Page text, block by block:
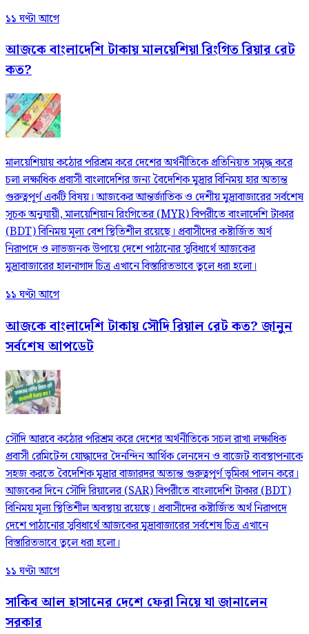
১১ ঘণ্টা আগে
আজকে বাংলাদেশি টাকায় মালয়েশিয়া রিংগিত রিয়ার রেট
কত?
মালয়েশিয়ায় কঠোর পরিশ্রম করে দেশের অর্থনীতিকে প্রতিনিয়ত সমৃদ্ধ করে
চলা লক্ষাধিক প্রবাসী বাংলাদেশির জন্য বৈদেশিক মুদ্রার বিনিময় হার অত্যন্ত
গুরুত্বপূর্ণ একটি বিষয়। আজকের আন্তর্জাতিক ও দেশীয় মুদ্রাবাজারের সর্বশেষ
সূচক অনুযায়ী, মালয়েশিয়ান রিংগিতের (MYR) বিপরীতে বাংলাদেশি টাকার
(BDT) বিনিময় মূল্য বেশ স্থিতিশীল রয়েছে। প্রবাসীদের কষ্টার্জিত অর্থ
নিরাপদে ও লাভজনক উপায়ে দেশে পাঠানোর সুবিধার্থে আজকের
মুদ্রাবাজারের হালনাগাদ চিত্র এখানে বিস্তারিতভাবে তুলে ধরা হলো।
১১ ঘণ্টা আগে
আজকে বাংলাদেশি টাকায় সৌদি রিয়াল রেট কত? জানুন
সর্বশেষ আপডেট
সৌদি আরবে কঠোর পরিশ্রম করে দেশের অর্থনীতিকে সচল রাখা লক্ষাধিক
প্রবাসী রেমিটেন্স যোদ্ধাদের দৈনন্দিন আর্থিক লেনদেন ও বাজেট ব্যবস্থাপনাকে
সহজ করতে বৈদেশিক মুদ্রার বাজারদর অত্যন্ত গুরুত্বপূর্ণ ভূমিকা পালন করে।
আজকের দিনে সৌদি রিয়ালের (SAR) বিপরীতে বাংলাদেশি টাকার (BDT)
বিনিময় মূল্য স্থিতিশীল অবস্থায় রয়েছে। প্রবাসীদের কষ্টার্জিত অর্থ নিরাপদে
দেশে পাঠানোর সুবিধার্থে আজকের মুদ্রাবাজারের সর্বশেষ চিত্র এখানে
বিস্তারিতভাবে তুলে ধরা হলো।
১১ ঘণ্টা আগে
সাকিব আল হাসানের দেশে ফেরা নিয়ে যা জানালেন
সরকার